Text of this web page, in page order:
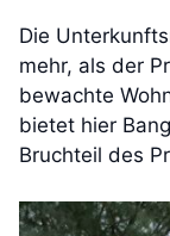
Die
mehr, als der
bewachte
bietet hier
Bruchteil des